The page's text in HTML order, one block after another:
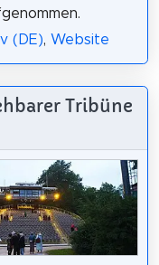
(DE), Website
Tribüne